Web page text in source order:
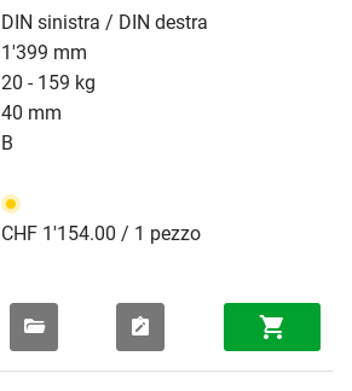
DIN sinistra / DIN destra
1'399 mm
20 - 159 kg
40 mm
B
CHF 1'154.00 / 1 pezzo